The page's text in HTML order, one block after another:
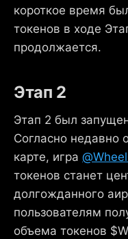
короткое время
токенов в ходе
продолжается.
Этап 2
Этап 2 был
Согласно недавно
карте, игра
токенов станет
долгожданного
пользователям
объема токенов